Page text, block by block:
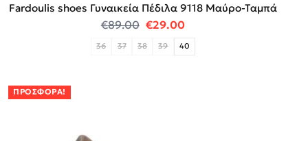
Fardoulis shoes Γυναικεία Πέδιλα 9118 Μαύρο-Ταμπά
€89.00 Original price was: €89.00.
€29.00Η τρέχουσα τιμή
36 37 38 39 40
ΠΡΟΣΦΟΡΆ!